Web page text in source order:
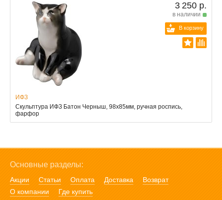
3 250 р.
в наличии
В корзину
ИФЗ
Скульптура ИФЗ Батон Черныш, 98x85мм, ручная роспись,
фарфор
Основные разделы:
Акции Статьи Оплата Доставка
Возврат
О компании
Где купить